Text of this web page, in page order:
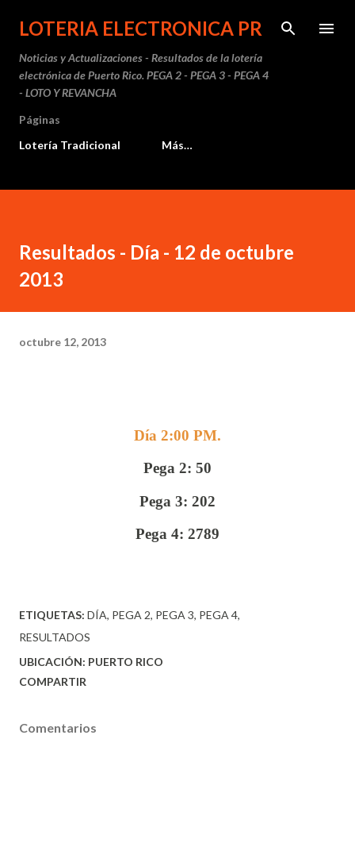
Ir al contenido principal
LOTERIA ELECTRONICA PR
Noticias y Actualizaciones - Resultados de la lotería
electrónica de Puerto Rico. PEGA 2 - PEGA 3 - PEGA 4
- LOTO Y REVANCHA
Páginas
Lotería Tradicional
Más…
Resultados - Día - 12 de octubre
2013
octubre 12, 2013
Día 2:00 PM.
Pega 2: 50
Pega 3: 202
Pega 4: 2789
ETIQUETAS: DÍA PEGA 2 PEGA 3 PEGA 4
RESULTADOS
UBICACIÓN: PUERTO RICO
COMPARTIR
Comentarios